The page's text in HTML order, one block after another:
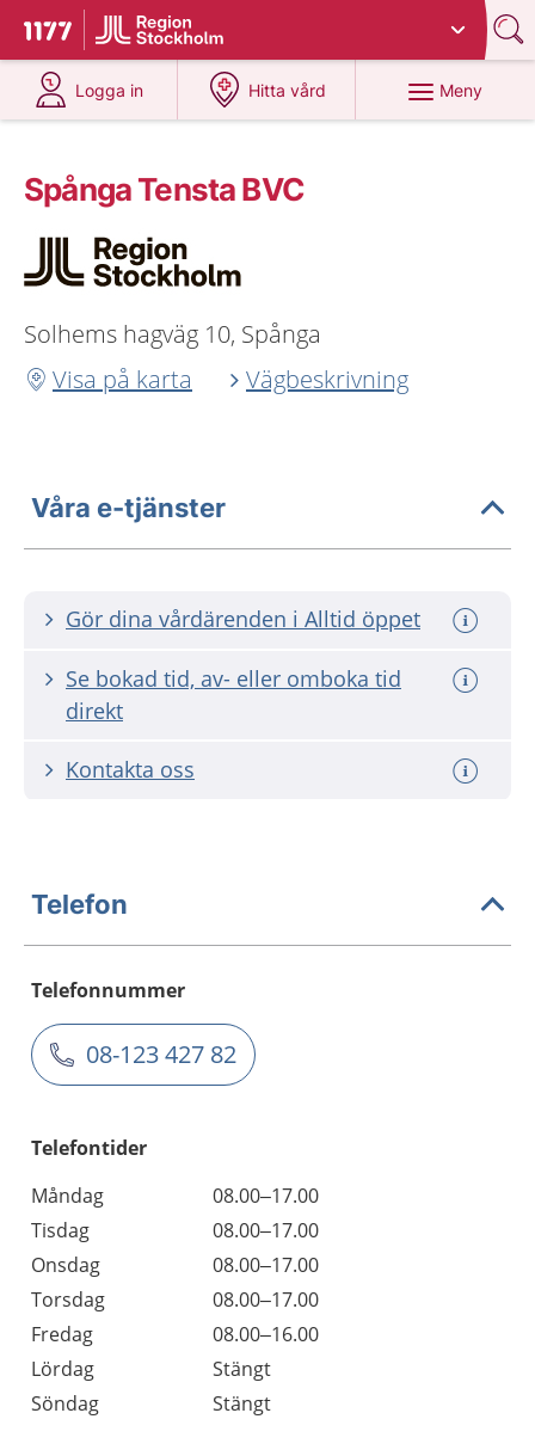
Till startsidan för 1177
Du har valt region
Logga in
på 1177.se
Hitta vård
på 1177.se
Meny
Spånga Tensta BVC
Solhems hagväg 10, Spånga
Visa på karta
Vägbeskrivning
Våra e-tjänster
Gör dina vårdärenden i Alltid öppet
Se bokad tid, av- eller omboka tid
direkt
Kontakta oss
Telefon
Telefonnummer
08-123 427 82
Telefontider
Måndag
08.00–17.00
Tisdag
08.00–17.00
Onsdag
08.00–17.00
Torsdag
08.00–17.00
Fredag
08.00–16.00
Lördag
Stängt
Söndag
Stängt